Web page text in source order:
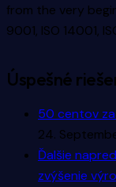
from the very
9001, ISO 14001,
Úspešné
50 centov
24.
Ďalšie
zvýšenie